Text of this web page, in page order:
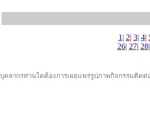
1 | 2| 3| 4|
26| 27| 28|
บุคลากรท่านใดต้องการเผยแพร่รูปภาพกิจกรรมติดต่